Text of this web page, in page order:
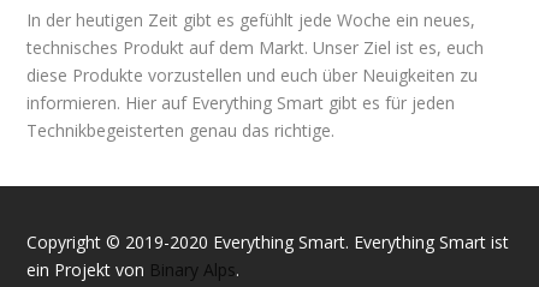
In der heutigen Zeit gibt es gefühlt jede Woche ein neues,
technisches Produkt auf dem Markt. Unser Ziel ist es, euch
diese Produkte vorzustellen und euch über Neuigkeiten zu
informieren. Hier auf Everything Smart gibt es für jeden
Technikbegeisterten genau das richtige.
Copyright © 2019-2020 Everything Smart. Everything Smart ist
ein Projekt von Binary Alps.